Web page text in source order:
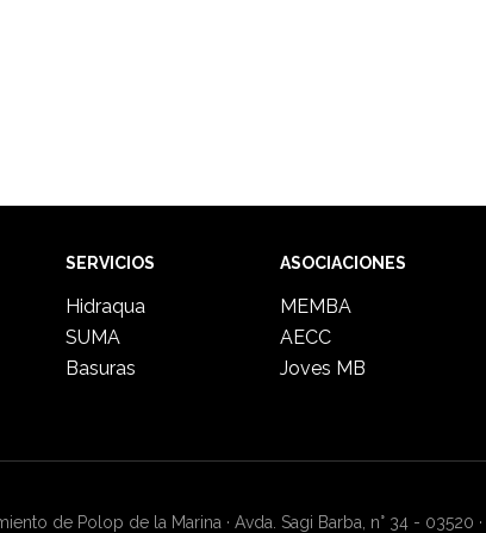
SERVICIOS
Hidraqua
SUMA
Basuras
ASOCIACIONES
MEMBA
AECC
Joves MB
de Polop de la Marina · Avda. Sagi Barba, n° 34 - 03520 ·